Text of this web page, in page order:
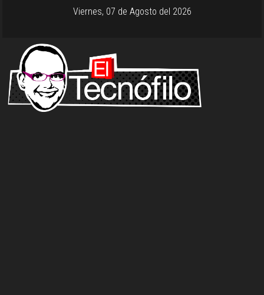
Viernes, 07 de Agosto del 2026